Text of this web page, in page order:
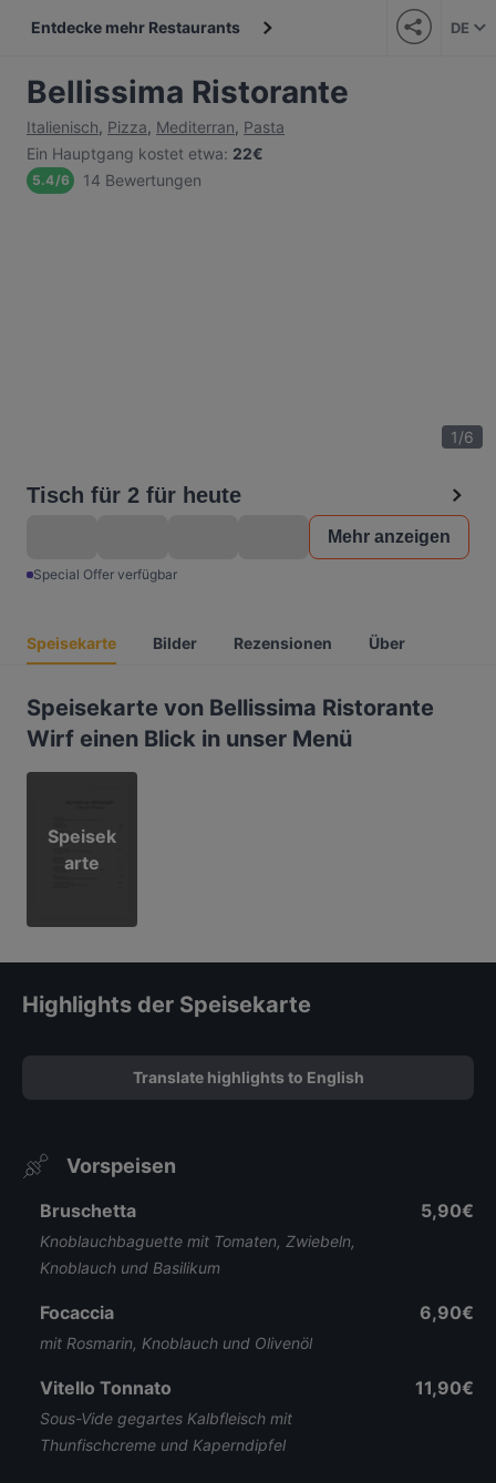
Entdecke mehr Restaurants DE
Bellissima Ristorante
Italienisch, Pizza, Mediterran, Pasta
Ein Hauptgang kostet etwa: 22€
5.4/6 14 Bewertungen
1/6
Tisch für 2 für heute
Mehr anzeigen
Special Offer verfügbar
Speisekarte Bilder Rezensionen Über
Speisekarte von Bellissima Ristorante
Wirf einen Blick in unser Menü
Speisek
arte
Highlights der Speisekarte
Translate highlights to English
Vorspeisen
Bruschetta
Knoblauchbaguette mit Tomaten, Zwiebeln,
Knoblauch und Basilikum
5,90€
Focaccia
mit Rosmarin, Knoblauch und Olivenöl
6,90€
Vitello Tonnato
Sous-Vide gegartes Kalbfleisch mit
Thunfischcreme und Kaperndipfel
11,90€